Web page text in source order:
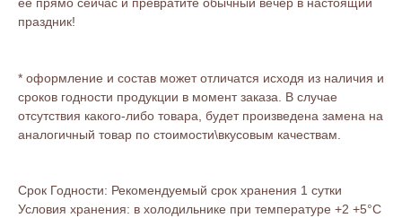
ее прямо сейчас и превратите обычный вечер в настоящий
праздник!
* оформление и состав может отличатся исходя из наличия и
сроков годности продукции в момент заказа. В случае
отсутствия какого-либо товара, будет произведена замена на
аналогичный товар по стоимости\вкусовым качествам.
Срок Годности: Рекомендуемый срок хранения 1 сутки
Условия хранения: в холодильнике при температуре +2 +5°C